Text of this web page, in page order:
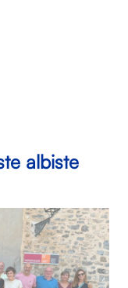
albiste